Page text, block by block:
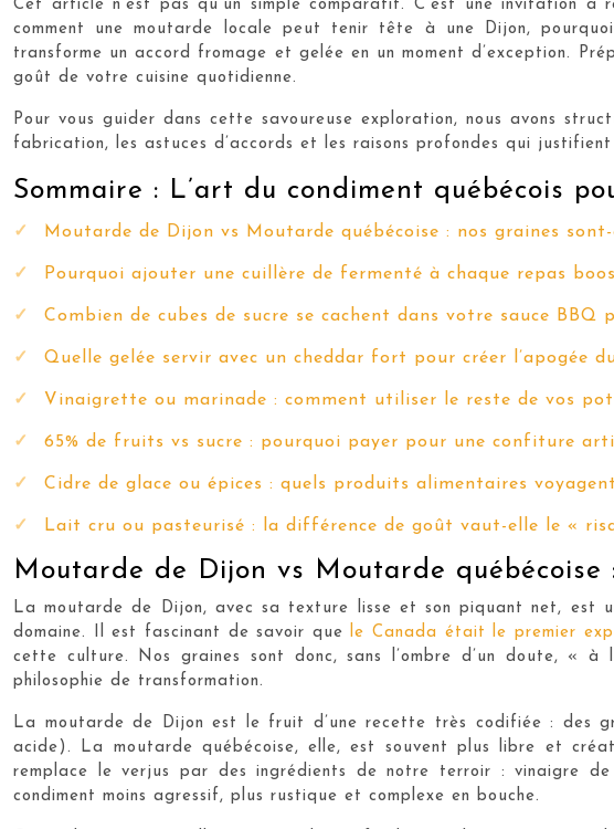
Cet article n’est pas qu’un simple comparatif. C’est une invitation
comment une moutarde locale peut tenir tête à une Dijon,
transforme un accord fromage et gelée en un moment d’exception.
goût de votre cuisine quotidienne.
Pour vous guider dans cette savoureuse exploration, nous avons
fabrication, les astuces d’accords et les raisons profondes qui
Sommaire : L’art du condiment québécois
Moutarde de Dijon vs Moutarde québécoise : nos graines
Pourquoi ajouter une cuillère de fermenté à chaque repas
Combien de cubes de sucre se cachent dans votre sauce BBQ
Quelle gelée servir avec un cheddar fort pour créer l’apogée
Vinaigrette ou marinade : comment utiliser le reste de vos
65% de fruits vs sucre : pourquoi payer pour une confiture
Cidre de glace ou épices : quels produits alimentaires
Lait cru ou pasteurisé : la différence de goût vaut-elle le «
Moutarde de Dijon vs Moutarde
La moutarde de Dijon, avec sa texture lisse et son piquant net, est
domaine. Il est fascinant de savoir quele Canada était le premier
cette culture. Nos graines sont donc, sans l’ombre d’un doute,
philosophie de transformation.
La moutarde de Dijon est le fruit d’une recette très codifiée : des
acide). La moutarde québécoise, elle, est souvent plus libre et
remplace le verjus par des ingrédients de notre terroir : vinaigre
condiment moins agressif, plus rustique et complexe en bouche.